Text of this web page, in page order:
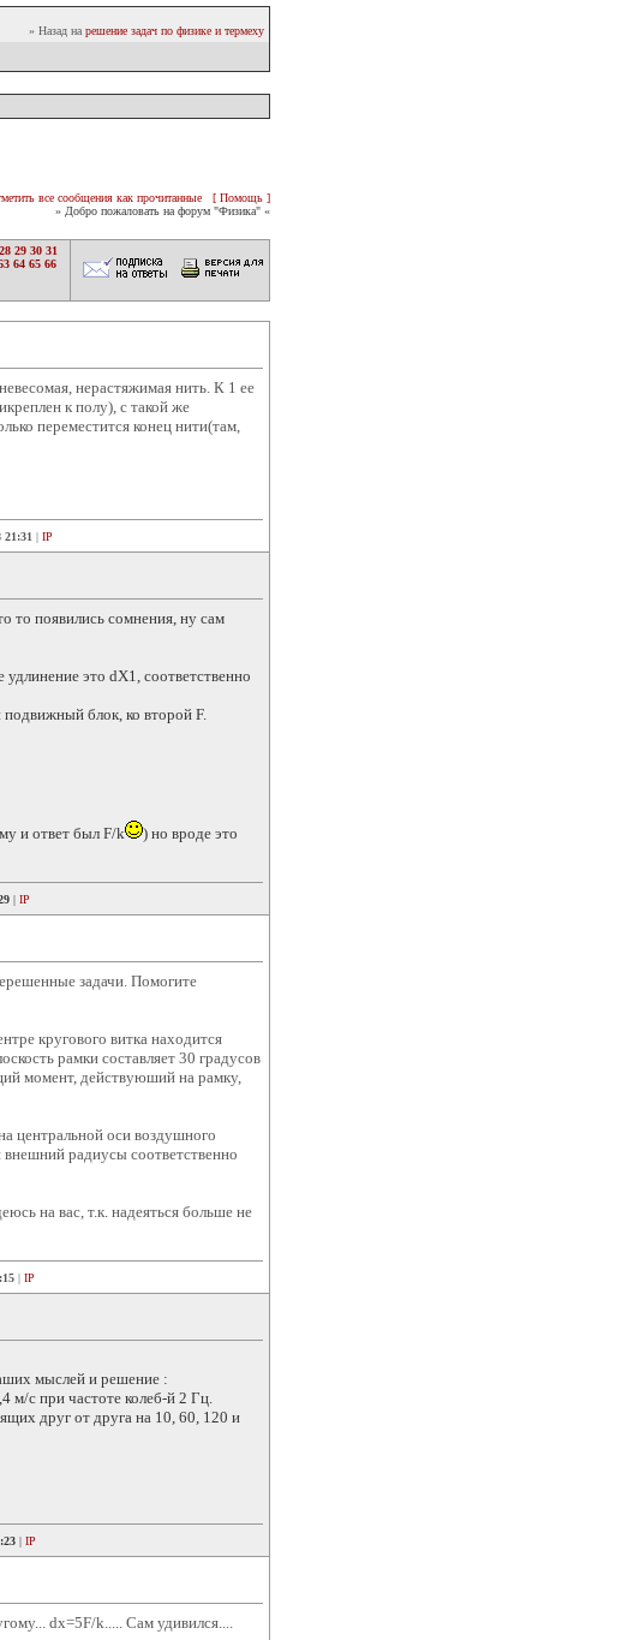
» Назад на решение задач по физике и термеху
все сообщения как прочитанные
[ Помощь ]
» Добро пожаловать на форум "Физика" «
28 29 30 31
64 65 66
нерастяжимая нить. К 1 ее
к полу), с такой же
переместится конец нити(там,
21:31 | IP
то появились сомнения, ну сам
это dX1, соответственно
подвижный блок, ко второй F.
и ответ был F/k
) но вроде это
| IP
задачи. Помогите
кругового витка находится
рамки составляет 30 градусов
момент, действуюший на рамку,
центральной оси воздушного
радиусы соответственно
на вас, т.к. надеяться больше не
| IP
мыслей и решение :
м/с при частоте колеб-й 2 Гц.
друг от друга на 10, 60, 120 и
| IP
dx=5F/k..... Сам удивился....